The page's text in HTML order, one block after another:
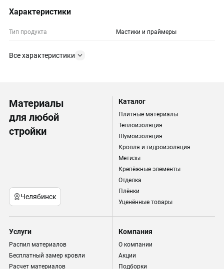
Характеристики
Тип продукта Мастики и праймеры
Все характеристики
Материалы
для любой
стройки
Челябинск
Каталог
Плитные материалы
Теплоизоляция
Шумоизоляция
Кровля и гидроизоляция
Метизы
Крепёжные элементы
Отделка
Плёнки
Уценённые товары
Услуги
Распил материалов
Бесплатный замер кровли
Расчет материалов
Компания
О компании
Акции
Подборки